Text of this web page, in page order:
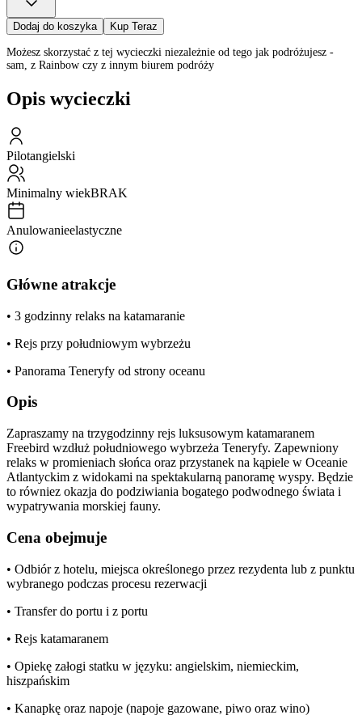
Dodaj do koszyka Kup Teraz
Możesz skorzystać z tej wycieczki niezależnie od tego jak podróżujesz -
sam, z Rainbow czy z innym biurem podróży
Opis wycieczki
Pilotangielski
Minimalny wiekBRAK
Anulowanieelastyczne
Główne atrakcje
• 3 godzinny relaks na katamaranie
• Rejs przy południowym wybrzeżu
• Panorama Teneryfy od strony oceanu
Opis
Zapraszamy na trzygodzinny rejs luksusowym katamaranem
Freebird wzdłuż południowego wybrzeża Teneryfy. Zapewniony
relaks w promieniach słońca oraz przystanek na kąpiele w Oceanie
Atlantyckim z widokami na spektakularną panoramę wyspy. Będzie
to równiez okazja do podziwiania bogatego podwodnego świata i
wypatrywania morskiej fauny.
Cena obejmuje
• Odbiór z hotelu, miejsca określonego przez rezydenta lub z punktu
wybranego podczas procesu rezerwacji
• Transfer do portu i z portu
• Rejs katamaranem
• Opiekę załogi statku w języku: angielskim, niemieckim,
hiszpańskim
• Kanapkę oraz napoje (napoje gazowane, piwo oraz wino)